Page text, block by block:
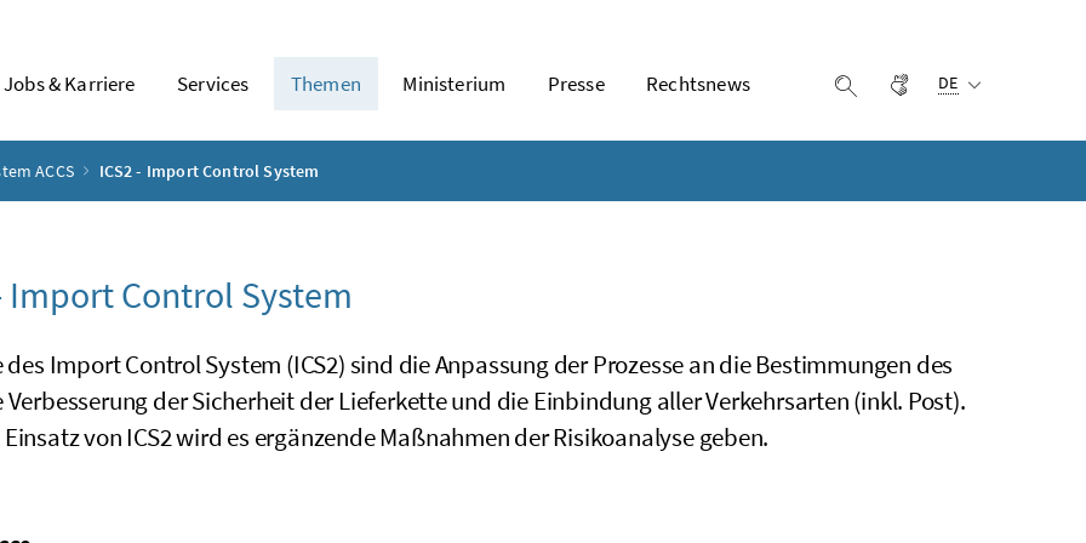
Jobs & Karriere Services Themen Ministerium Presse Rechtsnews Suche einblenden
Gebärdensprache
DE
ACCS ICS2 - Import Control System
Import Control System
des Import Control System (ICS2) sind die Anpassung der Prozesse an die Bestimmungen des
Verbesserung der Sicherheit der Lieferkette und die Einbindung aller Verkehrsarten (inkl. Post).
von ICS2 wird es ergänzende Maßnahmen der Risikoanalyse geben.